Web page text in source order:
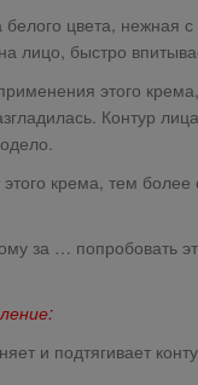
белого цвета, нежная
лицо, быстро
этого
Контур
этого крема, тем более
за … попробовать
и подтягивает